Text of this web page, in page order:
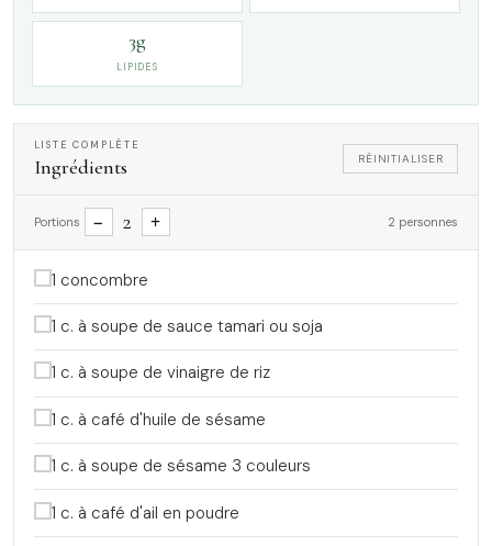
3g
LIPIDES
LISTE COMPLÈTE
Ingrédients RÉINITIALISER
Portions − 2 + 2 personnes
1 concombre
1 c. à soupe de sauce tamari ou soja
1 c. à soupe de vinaigre de riz
1 c. à café d'huile de sésame
1 c. à soupe de sésame 3 couleurs
1 c. à café d'ail en poudre